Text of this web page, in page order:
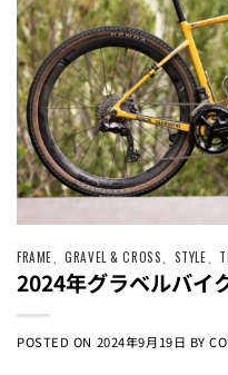
FRAME 、GRAVEL & CROSS STYLE
2024年グラベルバイ
POSTED ON 2024年9月19日 BY